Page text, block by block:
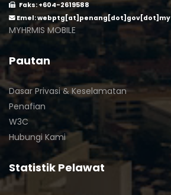
Faks: +604-2619588
Emel:webptg[at]penang[dot]gov[dot]my
MYHRMIS MOBILE
Pautan
Dasar Privasi & Keselamatan
Penafian
W3C
Hubungi Kami
Statistik Pelawat